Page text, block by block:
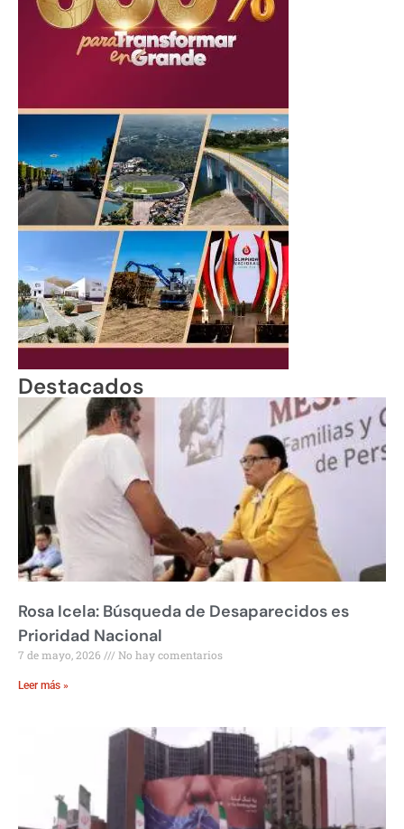
Destacados
Rosa Icela: Búsqueda de Desaparecidos es
Prioridad Nacional
7 de mayo, 2026 No hay comentarios
Leer más »